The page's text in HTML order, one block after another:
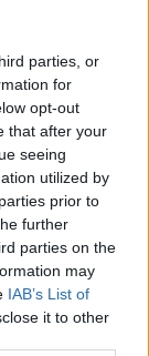
parties, or
for
opt-out
that after your
seeing
utilized by
prior to
further
parties on the
may
IAB’s List of
it to other
perfil
perfil